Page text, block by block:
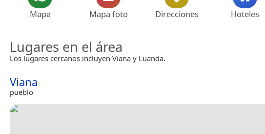
Mapa Mapa foto Direcciones Hoteles
Lugares en el área
Los lugares cercanos incluyen Viana y Luanda.
Viana
pueblo